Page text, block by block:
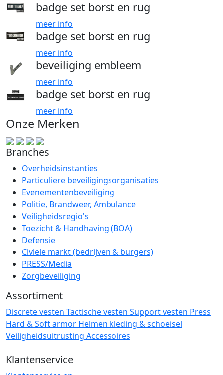
badge set borst en rug
meer info
badge set borst en rug
meer info
beveiliging embleem
meer info
badge set borst en rug
meer info
Onze Merken
Branches
Overheidsinstanties
Particuliere beveiligingsorganisaties
Evenementenbeveiliging
Politie, Brandweer, Ambulance
Veiligheidsregio's
Toezicht & Handhaving (BOA)
Defensie
Civiele markt (bedrijven & burgers)
PRESS/Media
Zorgbeveiliging
Assortiment
Discrete vesten Tactische vesten Support vesten Press
Hard & Soft armor Helmen kleding & schoeisel
Veiligheidsuitrusting Accessoires
Klantenservice